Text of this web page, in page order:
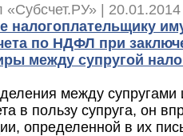
«Субсчет.РУ» |
налогоплательщику
по НДФЛ при
между супругой
между супругами
в пользу супруга, он
определенной в их